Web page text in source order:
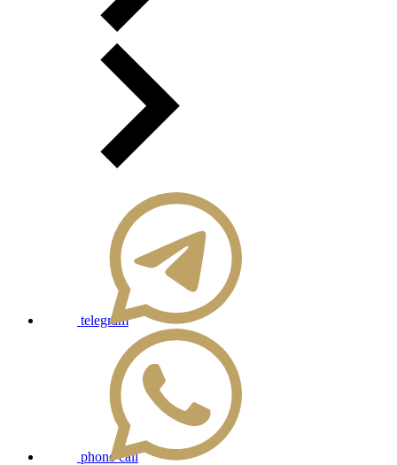
telegram
phone call